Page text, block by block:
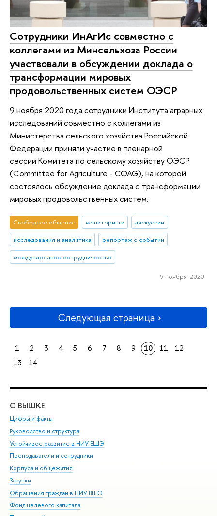
Сотрудники ИнАгИс совместно с
коллегами из Минсельхоза России
участвовали в обсуждении доклада о
трансформации мировых
продовольственных систем ОЭСР
9 ноября 2020 года cотрудники Института аграрных
исследований совместно с коллегами из
Министерства сельского хозяйства Российской
Федерации приняли участие в пленарной
сессии Комитета по сельскому хозяйству ОЭСР
(Committee for Agriculture - COAG), на которой
состоялось обсуждение доклада о трансформации
мировых продовольственных систем.
Свободное общение мониторинги
дискуссии
исследования и аналитика
репортаж о событии
международное сотрудничество
9 ноября 2020
Следующая страница
1 2 3 4 5 6 7 8 9 10 11
12
13
14
О ВЫШКЕ
Цифры и факты
Руководство и структура
Устойчивое развитие в НИУ ВШЭ
Преподаватели и сотрудники
Корпуса и общежития
Закупки
Обращения граждан в НИУ ВШЭ
Фонд целевого капитала